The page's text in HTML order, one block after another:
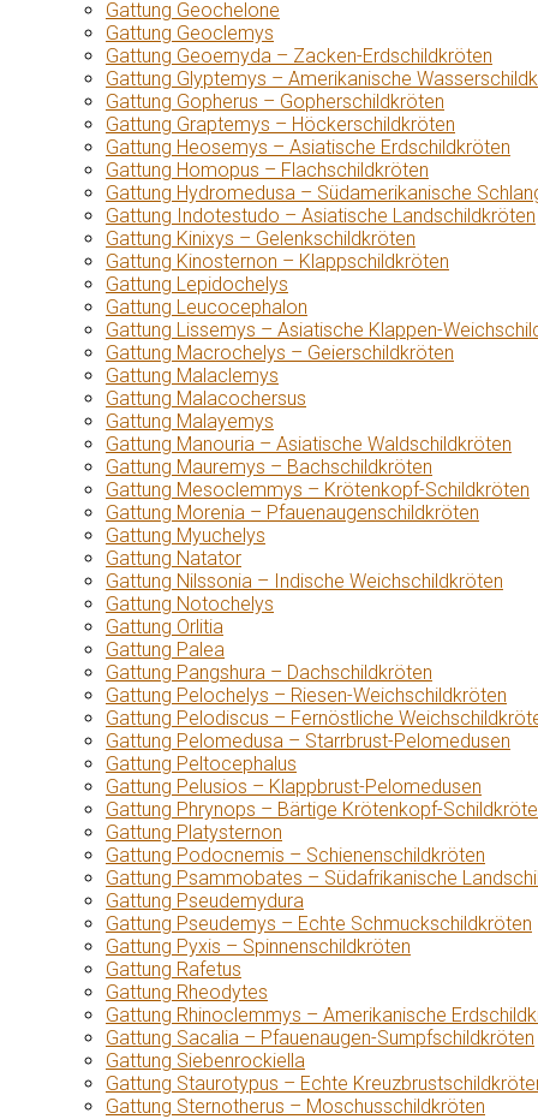
Gattung Geochelone
Gattung Geoclemys
Gattung Geoemyda – Zacken-Erdschildkröten
Gattung Glyptemys – Amerikanische
Gattung Gopherus – Gopherschildkröten
Gattung Graptemys – Höckerschildkröten
Gattung Heosemys – Asiatische Erdschildkröten
Gattung Homopus – Flachschildkröten
Gattung Hydromedusa – Südamerikanische
Gattung Indotestudo – Asiatische Landschildkröten
Gattung Kinixys – Gelenkschildkröten
Gattung Kinosternon – Klappschildkröten
Gattung Lepidochelys
Gattung Leucocephalon
Gattung Lissemys – Asiatische Klappen-
Gattung Macrochelys – Geierschildkröten
Gattung Malaclemys
Gattung Malacochersus
Gattung Malayemys
Gattung Manouria – Asiatische Waldschildkröten
Gattung Mauremys – Bachschildkröten
Gattung Mesoclemmys – Krötenkopf-Schildkröten
Gattung Morenia – Pfauenaugenschildkröten
Gattung Myuchelys
Gattung Natator
Gattung Nilssonia – Indische Weichschildkröten
Gattung Notochelys
Gattung Orlitia
Gattung Palea
Gattung Pangshura – Dachschildkröten
Gattung Pelochelys – Riesen-Weichschildkröten
Gattung Pelodiscus – Fernöstliche
Gattung Pelomedusa – Starrbrust-Pelomedusen
Gattung Peltocephalus
Gattung Pelusios – Klappbrust-Pelomedusen
Gattung Phrynops – Bärtige Krötenkopf-
Gattung Platysternon
Gattung Podocnemis – Schienenschildkröten
Gattung Psammobates – Südafrikanische
Gattung Pseudemydura
Gattung Pseudemys – Echte Schmuckschildkröten
Gattung Pyxis – Spinnenschildkröten
Gattung Rafetus
Gattung Rheodytes
Gattung Rhinoclemmys – Amerikanische
Gattung Sacalia – Pfauenaugen-Sumpfschildkröten
Gattung Siebenrockiella
Gattung Staurotypus – Echte
Gattung Sternotherus – Moschusschildkröten